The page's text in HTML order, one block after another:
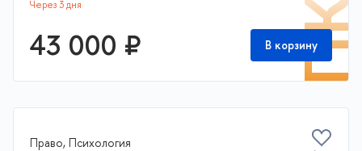
43 000 ₽ В корзину
Право, Психология